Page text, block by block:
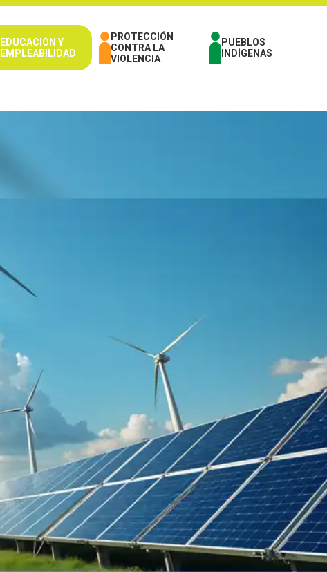
EDUCACIÓN Y
EMPLEABILIDAD
PROTECCIÓN
CONTRA LA
VIOLENCIA
PUEBLOS
INDÍGENAS